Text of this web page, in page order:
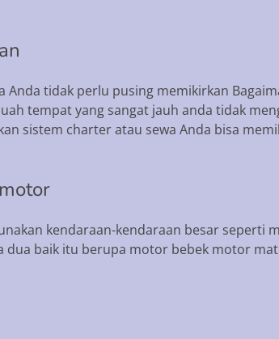
tidak perlu pusing memikirkan
tempat yang sangat jauh anda tidak
sistem charter atau sewa Anda bisa
kendaraan-kendaraan besar seperti
dua baik itu berupa motor bebek motor